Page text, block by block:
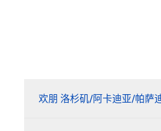
欢朋 洛杉矶/阿卡迪亚/帕萨